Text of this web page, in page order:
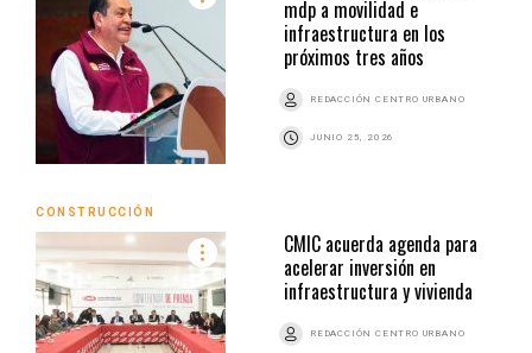
mdp a movilidad e
infraestructura en los
próximos tres años
REDACCIÓN CENTRO URBANO
JUNIO 25, 2026
CONSTRUCCIÓN
CMIC acuerda agenda para
acelerar inversión en
infraestructura y vivienda
REDACCIÓN CENTRO URBANO